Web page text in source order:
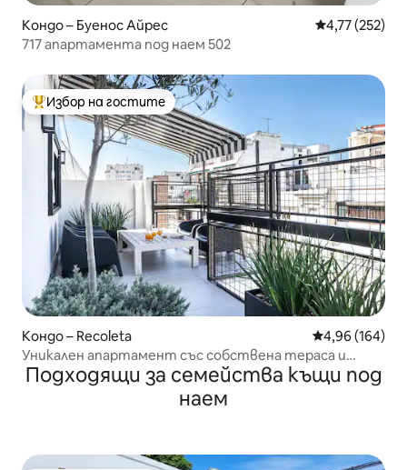
Кондо – Буенос Айрес Средна
4,77 (252)
717 апартамента под наем 502
Най-популярен избор на гостите
Избор на гостите
Кондо – Recoleta Средна
4,96 (164)
Уникален апартамент със собствена тераса и
външен душ
Подходящи за семейства къщи под
наем